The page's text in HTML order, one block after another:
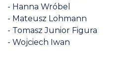
- Hanna Wróbel
- Mateusz Lohmann
- Tomasz Junior Figura
- Wojciech Iwan